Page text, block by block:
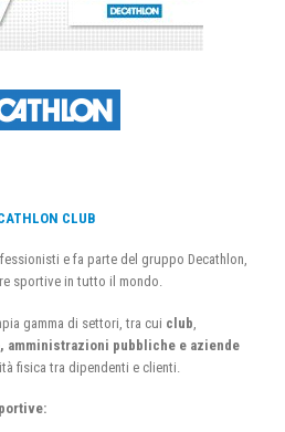
CLUB
e fa parte del gruppo Decathlon,
sportive in tutto il mondo.
gamma di settori, tra cui club
pubbliche e aziende
fisica tra dipendenti e clienti.